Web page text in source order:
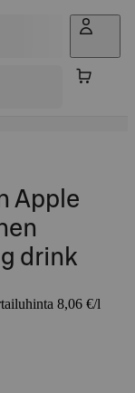
Apple
drink
8,06 €/l